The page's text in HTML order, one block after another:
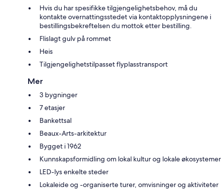
Hvis du har spesifikke tilgjengelighetsbehov, må du
kontakte overnattingsstedet via kontaktopplysningene i
bestillingsbekreftelsen du mottok etter bestilling.
Flislagt gulv på rommet
Heis
Tilgjengelighetstilpasset flyplasstransport
Mer
3 bygninger
7 etasjer
Bankettsal
Beaux-Arts-arkitektur
Bygget i 1962
Kunnskapsformidling om lokal kultur og lokale økosystemer
LED-lys enkelte steder
Lokaleide og -organiserte turer, omvisninger og aktiviteter